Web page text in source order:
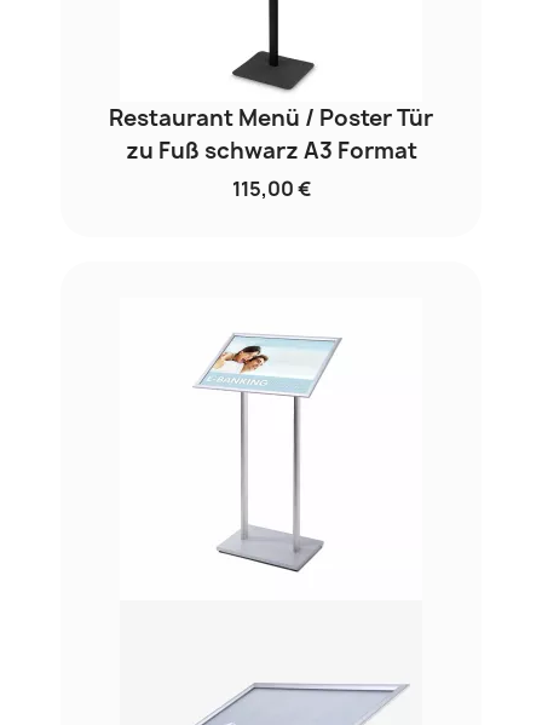
Restaurant Menü / Poster Tür
zu Fuß schwarz A3 Format
115,00 €